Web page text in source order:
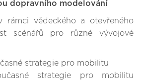
dopravního modelování
rámci vědeckého a otevřeného
scénářů pro různé vývojové
strategie pro mobilitu
strategie pro mobilitu